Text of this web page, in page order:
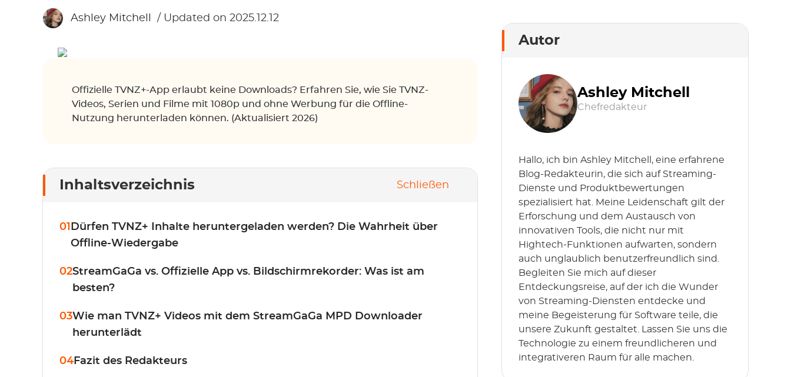
Ashley Mitchell / Updated on 2025.12.12
Offizielle TVNZ+-App erlaubt keine Downloads? Erfahren Sie, wie Sie TVNZ-
Videos, Serien und Filme mit 1080p und ohne Werbung für die Offline-
Nutzung herunterladen können. (Aktualisiert 2026)
Inhaltsverzeichnis Schließen
01 Dürfen TVNZ+ Inhalte heruntergeladen werden? Die Wahrheit über
Offline-Wiedergabe
02StreamGaGa vs. Offizielle App vs. Bildschirmrekorder: Was ist am
besten?
03Wie man TVNZ+ Videos mit dem StreamGaGa MPD Downloader
herunterlädt
04 Fazit des Redakteurs
Autor
Ashley Mitchell
Chefredakteur
Hallo, ich bin Ashley Mitchell, eine erfahrene
Blog-Redakteurin, die sich auf Streaming-
Dienste und Produktbewertungen
spezialisiert hat. Meine Leidenschaft gilt der
Erforschung und dem Austausch von
innovativen Tools, die nicht nur mit
Hightech-Funktionen aufwarten, sondern
auch unglaublich benutzerfreundlich sind.
Begleiten Sie mich auf dieser
Entdeckungsreise, auf der ich die Wunder
von Streaming-Diensten entdecke und
meine Begeisterung für Software teile, die
unsere Zukunft gestaltet. Lassen Sie uns die
Technologie zu einem freundlicheren und
integrativeren Raum für alle machen.